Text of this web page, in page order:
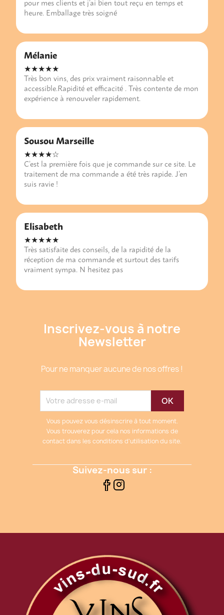
heure. Emballage très soigné
Mélanie
★★★★★
Très bon vins, des prix vraiment raisonnable et
accessible.Rapidité et efficacité . Très contente de mon
expérience à renouveler rapidement.
Sousou Marseille
★★★★☆
C’est la première fois que je commande sur ce site. Le
traitement de ma commande a été très rapide. J’en
suis ravie !
Elisabeth
★★★★★
Très satisfaite des conseils, de la rapidité de la
réception de ma commande et surtout des tarifs
vraiment sympa. N hesitez pas
Inscrivez-vous à notre
Newsletter
Pour ne manquer aucune de nos offres !
Vous pouvez vous désinscrire à tout moment.
Vous trouverez pour cela nos informations de
contact dans les conditions d'utilisation du site.
Suivez-nous sur :